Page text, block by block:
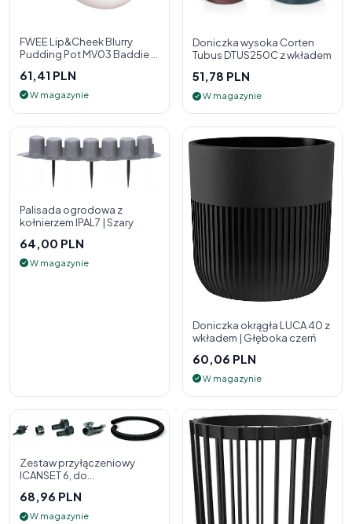
FWEE Lip&Cheek Blurry
Pudding Pot MV03 Baddie 5
policzk
61,41 PLN
W magazynie
Doniczka wysoka Corten
Tubus DTUS250C z wkładem
51,78 PLN
W magazynie
Palisada ogrodowa z
kołnierzem IPAL7 | Szary
64,00 PLN
W magazynie
Doniczka okrągła LUCA 40 z
wkładem | Głęboka czerń
60,06 PLN
W magazynie
Zestaw przyłączeniowy
ICANSET 6, do
68,96 PLN
W magazynie